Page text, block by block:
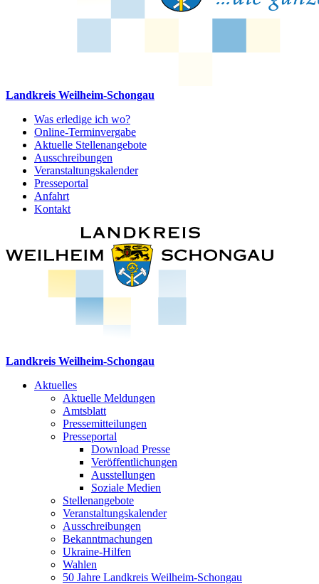
Landkreis Weilheim-Schongau
Was erledige ich wo?
Online-Terminvergabe
Aktuelle Stellenangebote
Ausschreibungen
Veranstaltungskalender
Presseportal
Anfahrt
Kontakt
Landkreis Weilheim-Schongau
Aktuelles
Aktuelle Meldungen
Amtsblatt
Pressemitteilungen
Presseportal
Download Presse
Veröffentlichungen
Ausstellungen
Soziale Medien
Stellenangebote
Veranstaltungskalender
Ausschreibungen
Bekanntmachungen
Ukraine-Hilfen
Wahlen
50 Jahre Landkreis Weilheim-Schongau